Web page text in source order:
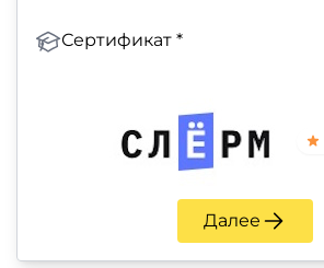
Сертификат *
Далее